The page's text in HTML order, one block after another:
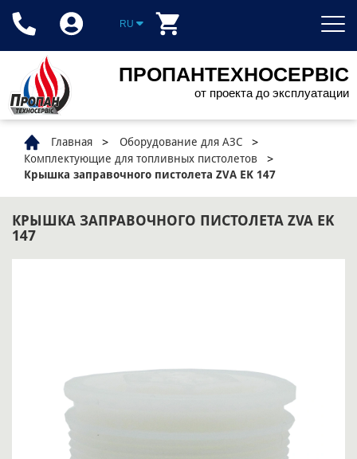
ПРОПАНТЕХНОСЕРВІС
от проекта до эксплуатации
RU
Главная
Оборудование для АЗС
Комплектующие для топливных пистолетов
Крышка заправочного пистолета ZVA EK 147
КРЫШКА ЗАПРАВОЧНОГО ПИСТОЛЕТА ZVA EK
147